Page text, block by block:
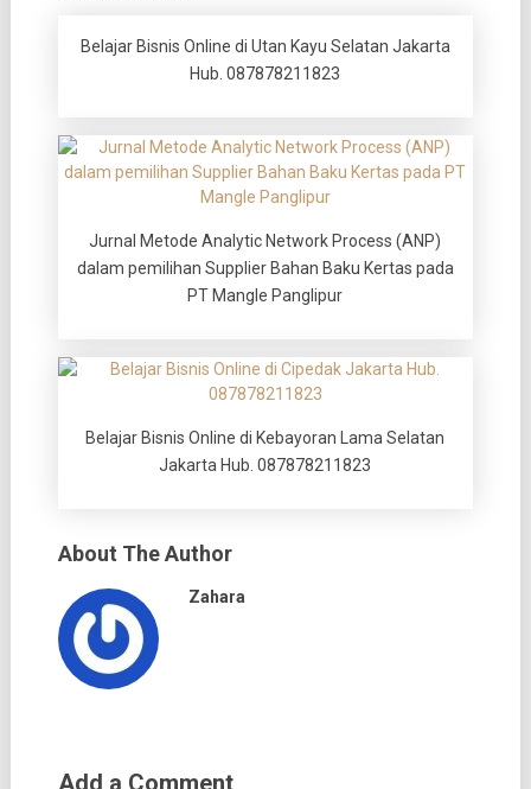
Belajar Bisnis Online di Utan Kayu Selatan Jakarta
Hub. 087878211823
Jurnal Metode Analytic Network Process (ANP)
dalam pemilihan Supplier Bahan Baku Kertas pada
PT Mangle Panglipur
Belajar Bisnis Online di Kebayoran Lama Selatan
Jakarta Hub. 087878211823
About The Author
Zahara
Add a Comment